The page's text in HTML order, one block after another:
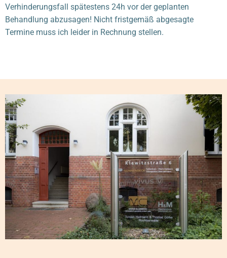
Verhinderungsfall spätestens 24h vor der geplanten
Behandlung abzusagen! Nicht fristgemäß abgesagte
Termine muss ich leider in Rechnung stellen.